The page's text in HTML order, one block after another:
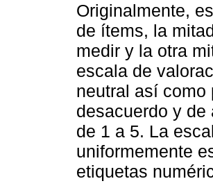
Originalmente,
de ítems, la
medir y la otra
escala de
neutral así como
desacuerdo y
de 1 a 5. La
uniformemente
etiquetas